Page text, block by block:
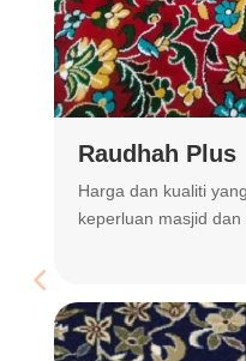
Raudhah Plus
Harga dan kualiti
keperluan masjid dan